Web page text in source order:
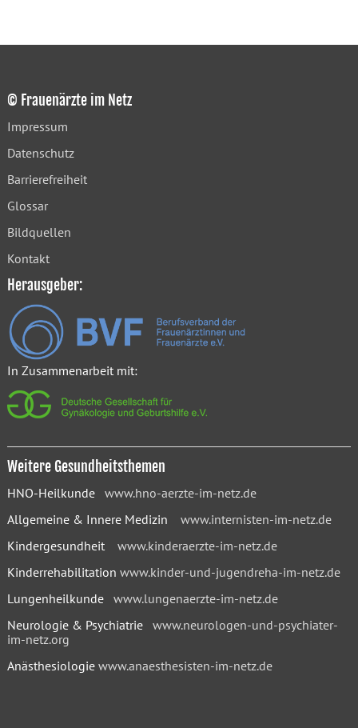
© Frauenärzte im Netz
Impressum
Datenschutz
Barrierefreiheit
Glossar
Bildquellen
Kontakt
Herausgeber:
In Zusammenarbeit mit:
Weitere Gesundheitsthemen
HNO-Heilkunde www.hno-aerzte-im-netz.de
Allgemeine & Innere Medizin www.internisten-im-netz.de
Kindergesundheit www.kinderaerzte-im-netz.de
Kinderrehabilitation www.kinder-und-jugendreha-im-netz.de
Lungenheilkunde www.lungenaerzte-im-netz.de
Neurologie & Psychiatrie www.neurologen-und-psychiater-
im-netz.org
Anästhesiologie www.anaesthesisten-im-netz.de